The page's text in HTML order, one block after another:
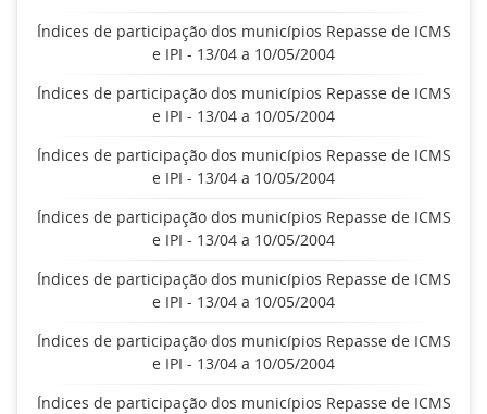
Índices de participação dos municípios Repasse de ICMS
e IPI - 13/04 a 10/05/2004
Índices de participação dos municípios Repasse de ICMS
e IPI - 13/04 a 10/05/2004
Índices de participação dos municípios Repasse de ICMS
e IPI - 13/04 a 10/05/2004
Índices de participação dos municípios Repasse de ICMS
e IPI - 13/04 a 10/05/2004
Índices de participação dos municípios Repasse de ICMS
e IPI - 13/04 a 10/05/2004
Índices de participação dos municípios Repasse de ICMS
e IPI - 13/04 a 10/05/2004
Índices de participação dos municípios Repasse de ICMS